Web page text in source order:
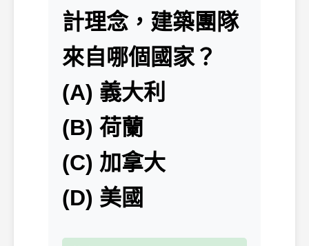
計理念，建築團隊
來自哪個國家？
(A) 義大利
(B) 荷蘭
(C) 加拿大
(D) 美國